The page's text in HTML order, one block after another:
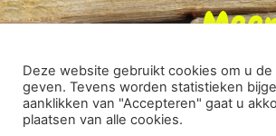
DISCLAIMER|PRIVACY VERKLARING|
Deze website gebruikt cookies om u
geven. Tevens worden statistieken
aanklikken van "Accepteren" gaat u
plaatsen van alle cookies.